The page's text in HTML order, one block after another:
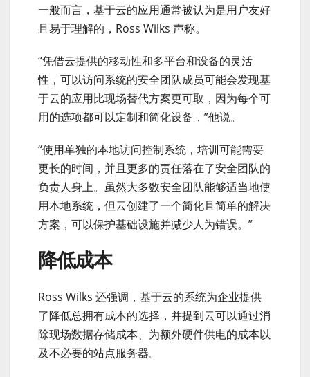
一般而言，基于云的应用通常被认为是用户友好
且易于理解的，Ross Wilks 声称。
“凭借云提供的移动性和多平台和设备的灵活
性，可以访问系统的安全团队成员可能会发现基
于云的应用比现场替代方案更可取，因为每个可
用的选项都可以定制和简化设备，”他说。
“使用单独的本地访问控制系统，培训可能需要
更长的时间，并且更多的责任落在了安全团队的
负责人身上。虽然大多数安全团队能够适当地使
用本地系统，但云创建了一个简化且简单的解决
方案，可以保护基础设施并减少人为错误。”
降低成本
Ross Wilks 还强调，基于云的系统为企业提供
了降低总拥有成本的选择，并提到云可以通过消
除现场数据存储成本、为额外硬件供电的成本以
及不必要的站点服务器。